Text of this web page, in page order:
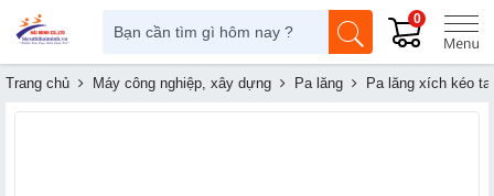
0
Trang chủ Máy công nghiệp, xây dựng Pa lăng Pa lăng xích kéo